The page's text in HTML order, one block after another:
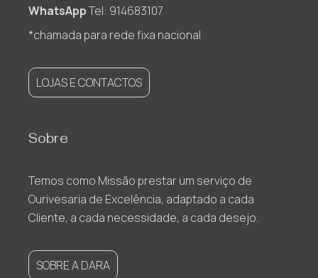
WhatsAppTel: 914683107
*chamada para rede fixa nacional
LOJAS E CONTACTOS
Sobre
Temos como Missão prestar um serviço de
Ourivesaria de Excelência, adaptado a cada
Cliente, a cada necessidade, a cada desejo.
SOBRE A DARA